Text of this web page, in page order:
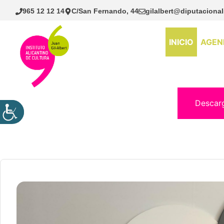
Saltar
965 12 12 14 C/San Fernando, 44
INICIO